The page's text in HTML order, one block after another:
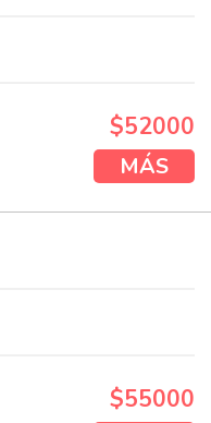
$52000
MÁS
$55000